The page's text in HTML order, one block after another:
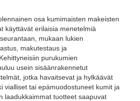
osa kumimaisten makeisten
käyttävät erilaisia ​​menetelmiä
mukaan lukien
makutestaus ja
purukumien
usein sisäänrakennetut
jotka havaitsevat ja hylkäävät
vialliset tai epämuodostuneet kumit ja
laadukkaimmat tuotteet saapuvat